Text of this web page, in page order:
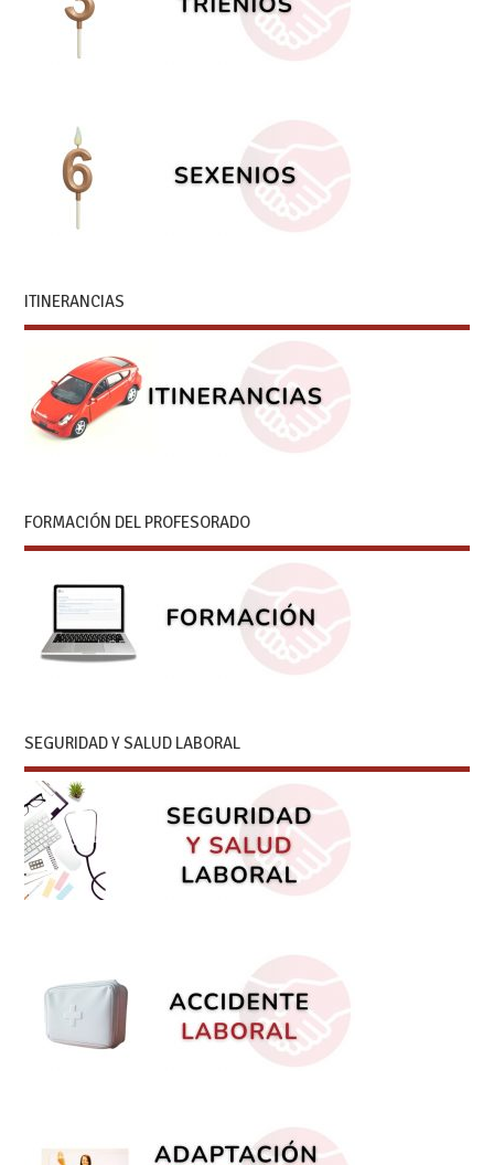
ITINERANCIAS
FORMACIÓN DEL PROFESORADO
SEGURIDAD Y SALUD LABORAL